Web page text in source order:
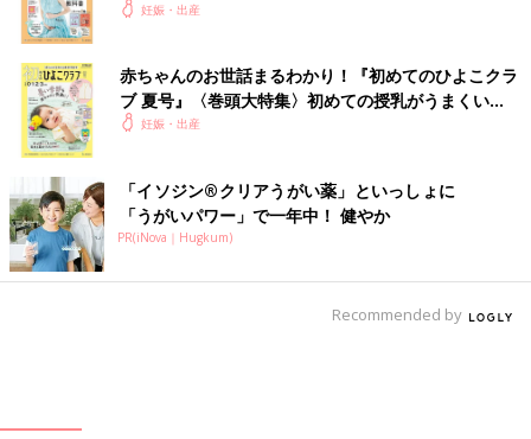
妊娠・出産
赤ちゃんのお世話まるわかり！『初めてのひよこクラ
ブ 夏号』〈巻頭大特集〉初めての授乳がうまくい
く！ おっぱい・ミルクの基本と夏のトラブル 解決テ
妊娠・出産
「イソジン®クリアうがい薬」といっしょに
「うがいパワー」で一年中！ 健やか
PR(iNova｜Hugkum)
Recommended by